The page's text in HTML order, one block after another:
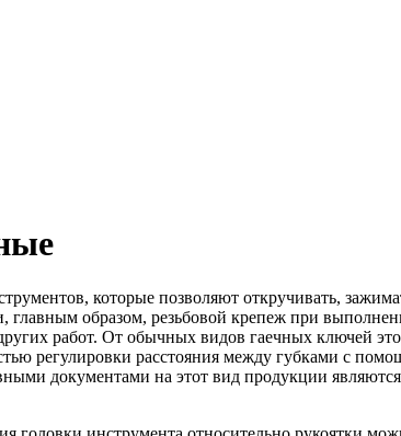
которые позволяют откручивать,
главным образом, резьбовой крепеж при
работ. От обычных видов гаечных ключей
регулировки расстояния между губками с
документами на этот вид продукции